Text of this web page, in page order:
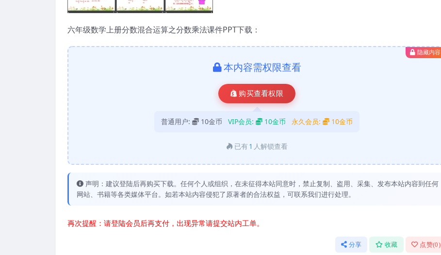
六年级数学上册分数混合运算之分数乘法课件PPT下载：
隐藏内容
本内容需权限查看
购买查看权限
普通用户: 10金币 VIP会员: 10金币 永久会员: 10金币
已有 1 人解锁查看
声明：建议登陆后再购买下载。任何个人或组织，在未征得本站同意时，禁止复制、盗用、采集、发布本站内容到任何
网站、书籍等各类媒体平台。如若本站内容侵犯了原著者的合法权益，可联系我们进行处理。
再次提醒：请登陆会员后再支付，出现异常请提交站内工单。
分享 收藏 点赞(0)